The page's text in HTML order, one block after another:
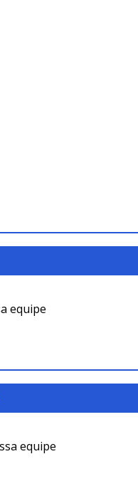
equipe
equipe